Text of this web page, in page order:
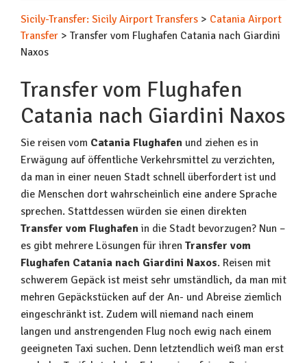
Sicily-Transfer: Sicily Airport Transfers > Catania Airport
Transfer > Transfer vom Flughafen Catania nach Giardini
Naxos
Transfer vom Flughafen
Catania nach Giardini Naxos
Sie reisen vom Catania Flughafen und ziehen es in
Erwägung auf öffentliche Verkehrsmittel zu verzichten,
da man in einer neuen Stadt schnell überfordert ist und
die Menschen dort wahrscheinlich eine andere Sprache
sprechen. Stattdessen würden sie einen direkten
Transfer vom Flughafen in die Stadt bevorzugen? Nun –
es gibt mehrere Lösungen für ihren Transfer vom
Flughafen Catania nach Giardini Naxos. Reisen mit
schwerem Gepäck ist meist sehr umständlich, da man mit
mehren Gepäckstücken auf der An- und Abreise ziemlich
eingeschränkt ist. Zudem will niemand nach einem
langen und anstrengenden Flug noch ewig nach einem
geeigneten Taxi suchen. Denn letztendlich weiß man erst